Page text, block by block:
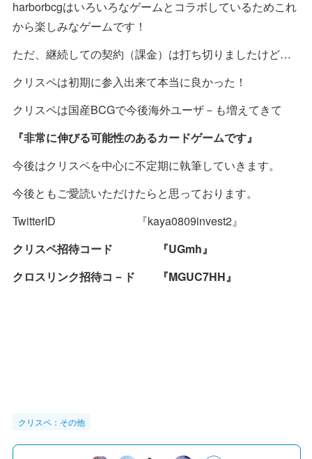
harborbcgはいろいろなゲームとコラボしているためこれ
から楽しみなゲームです！
ただ、継続しての契約（課金）は打ち切りましたけど…
クリスペは初期に参入出来て本当に良かった！
クリスペは国産BCGで今後海外ユーザ－も増えてきて
『非常に伸びる可能性のあるカードゲームです』
今後はクリスペを中心に不定期に執筆していきます。
今後ともご愛読いただけたらと思っております。
TwitterID 『kaya0809invest2』
クリスペ招待コード 『UGmh』
クロスリンク招待コ－ド 『MGUC7HH』
クリスペ：その他